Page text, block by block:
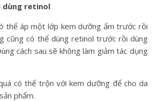
dùng retinol
thể áp một lớp kem dưỡng ẩm trước rồi
cũng có thể dùng retinol trước rồi dùng
cách sau sẽ không làm giảm tác dụng
có thể trộn với kem dưỡng để cho da
phẩm.